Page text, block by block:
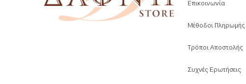
Επικοινωνία
Μέθοδοι Πληρωμής
Τρόποι Αποστολής
Συχνές Ερωτήσεις